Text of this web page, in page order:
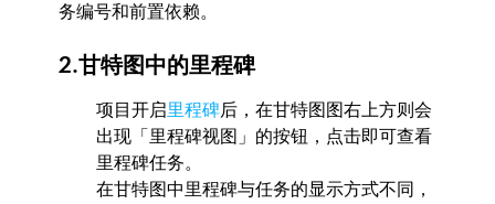
务编号和前置依赖。
2.甘特图中的里程碑
项目开启里程碑后，在甘特图图右上方则会
出现「里程碑视图」的按钮，点击即可查看
里程碑任务。
在甘特图中里程碑与任务的显示方式不同，